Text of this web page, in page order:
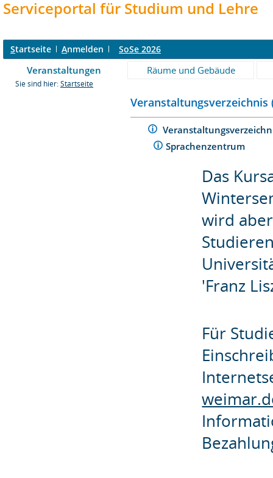
Serviceportal für Studium und Lehre
Startseite Anmelden SoSe 2026
Veranstaltungen Räume und Gebäude
Sie sind hier: Startseite
Veranstaltungsverzeichnis
Sprachenzentrum
Das
wird
'Franz
Für